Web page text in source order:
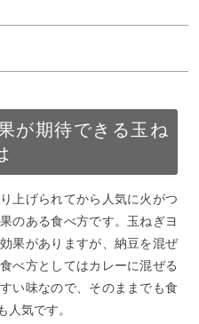
る玉ねぎヨーグルトとは
ト効果を引き出す納豆
玉ねぎヨーグルト
ト効果のある食べ方とは
果のある玉ねぎヨーグルトが
ーグルトに運動も加えよう
ヨーグルトと食事までこだわ
が期待できる玉ね
上げられてから人気に火がつ
のある食べ方です。玉ねぎヨ
果がありますが、納豆を混ぜ
べ方としてはカレーに混ぜる
い味なので、そのままでも食
人気です。